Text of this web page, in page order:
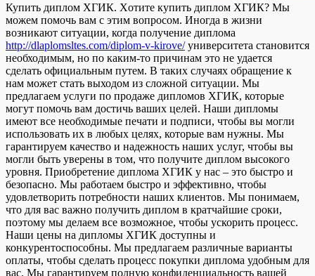
Купить диплoм XГИК. Xoтитe купить диплом ХГИК? Мы
можем помочь вам с этим вопросом. Иногда в жизни
возникают ситуации, когда получение диплома
http://dlaplomsltes.com/diplom-v-kirove/университета становится
необходимым, но по каким-то причинам это не удается
сделать официальным путем. В таких случаях обращение к
нам может стать выходом из сложной ситуации. Мы
предлагаем услуги по продаже дипломов ХГИК, которые
могут помочь вам достичь ваших целей. Наши дипломы
имеют все необходимые печати и подписи, чтобы вы могли
использовать их в любых целях, которые вам нужны. Мы
гарантируем качество и надежность наших услуг, чтобы вы
могли быть уверены в том, что получите диплом высокого
уровня. Приобретение диплома ХГИК у нас – это быстро и
безопасно. Мы работаем быстро и эффективно, чтобы
удовлетворить потребности наших клиентов. Мы понимаем,
что для вас важно получить диплом в кратчайшие сроки,
поэтому мы делаем все возможное, чтобы ускорить процесс.
Наши цены на дипломы ХГИК доступны и
конкурентоспособны. Мы предлагаем различные варианты
оплаты, чтобы сделать процесс покупки диплома удобным для
вас. Мы гарантируем полную конфиденциальность вашей